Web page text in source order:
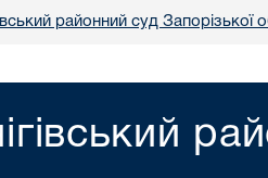
районний суд Запорізької